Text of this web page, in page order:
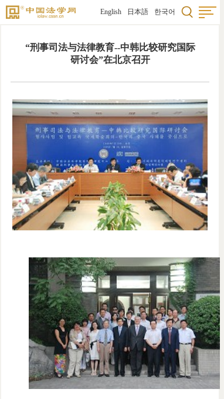
English 日本語 한국어
“刑事司法与法律教育--中韩比较研究国际
研讨会”在北京召开